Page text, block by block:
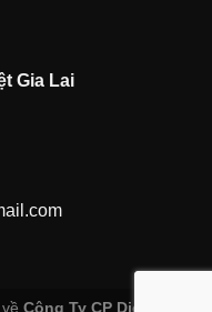
Gia Lai
Công Ty CP Dịch Vụ